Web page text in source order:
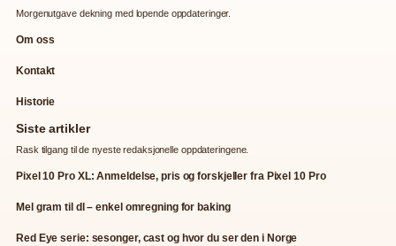
Morgenutgave dekning med lopende oppdateringer.
Om oss
Kontakt
Historie
Siste artikler
Rask tilgang til de nyeste redaksjonelle oppdateringene.
Pixel 10 Pro XL: Anmeldelse, pris og forskjeller fra Pixel 10 Pro
Mel gram til dl – enkel omregning for baking
Red Eye serie: sesonger, cast og hvor du ser den i Norge